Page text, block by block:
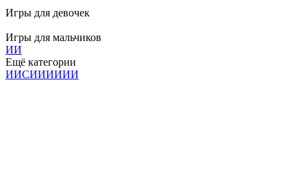
Игры для девочек
Игры для мальчиков
ИИ
Ещё категории
ИИСИИИИИИ